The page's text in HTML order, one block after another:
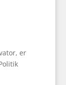
er